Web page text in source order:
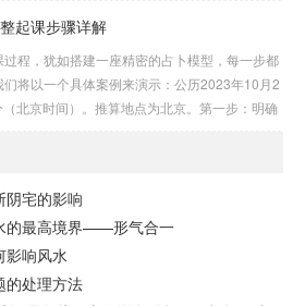
衡与需求八字讲究五行平衡与“喜用神”。喜用
力全开的一年。因此：八字命局中“喜火”、“用
得到了天地最强能量的帮助，犹如天降神助，
冲天。八字命局中“忌火”的人...
起课步骤详解
过程，犹如搭建一座精密的占卜模型，每一步都
们将以一个具体案例来演示：公历2023年10月2
北京时间）。推算地点为北京。第一步：明确
白的天地盘（内含十二地支）、月将、当天日
：核心步骤——排四课四课是“三传”之母，此
定月将（布“天盘”的...
阴宅的影响
的最高境界——形气合一
影响风水
的处理方法